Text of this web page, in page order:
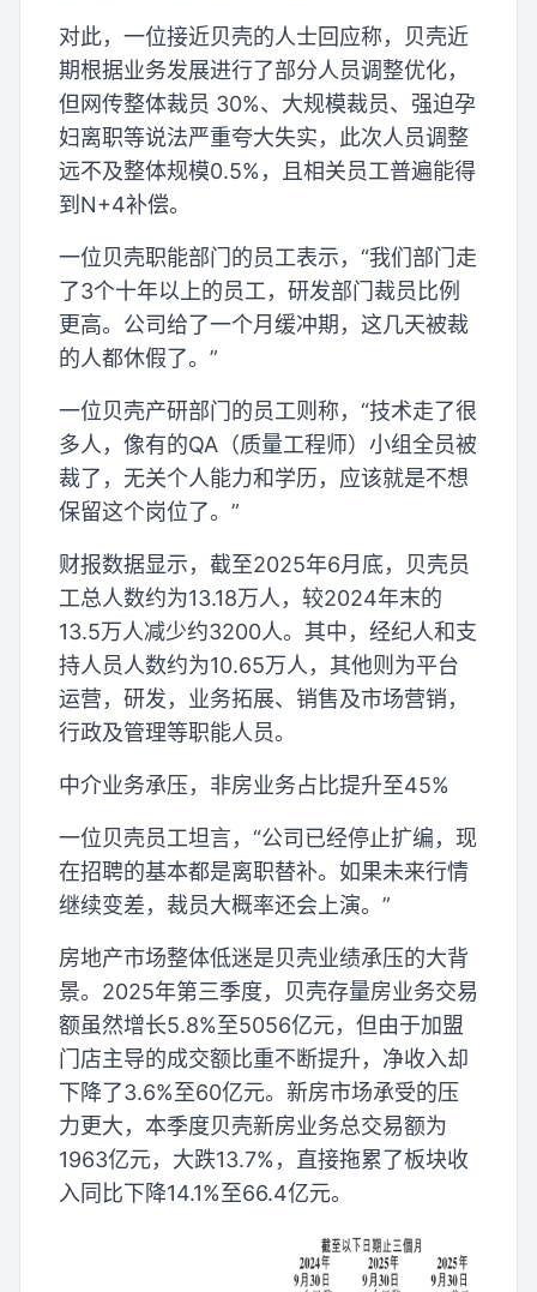
对此，一位接近贝壳的人士回应称，贝壳近
期根据业务发展进行了部分人员调整优化，
但网传整体裁员 30%、大规模裁员、强迫孕
妇离职等说法严重夸大失实，此次人员调整
远不及整体规模0.5%，且相关员工普遍能得
到N+4补偿。
一位贝壳职能部门的员工表示，“我们部门走
了3个十年以上的员工，研发部门裁员比例
更高。公司给了一个月缓冲期，这几天被裁
的人都休假了。”
一位贝壳产研部门的员工则称，“技术走了很
多人，像有的QA（质量工程师）小组全员被
裁了，无关个人能力和学历，应该就是不想
保留这个岗位了。”
财报数据显示，截至2025年6月底，贝壳员
工总人数约为13.18万人，较2024年末的
13.5万人减少约3200人。其中，经纪人和支
持人员人数约为10.65万人，其他则为平台
运营，研发，业务拓展、销售及市场营销，
行政及管理等职能人员。
中介业务承压，非房业务占比提升至45%
一位贝壳员工坦言，“公司已经停止扩编，现
在招聘的基本都是离职替补。如果未来行情
继续变差，裁员大概率还会上演。”
房地产市场整体低迷是贝壳业绩承压的大背
景。2025年第三季度，贝壳存量房业务交易
额虽然增长5.8%至5056亿元，但由于加盟
门店主导的成交额比重不断提升，净收入却
下降了3.6%至60亿元。新房市场承受的压
力更大，本季度贝壳新房业务总交易额为
1963亿元，大跌13.7%，直接拖累了板块收
入同比下降14.1%至66.4亿元。